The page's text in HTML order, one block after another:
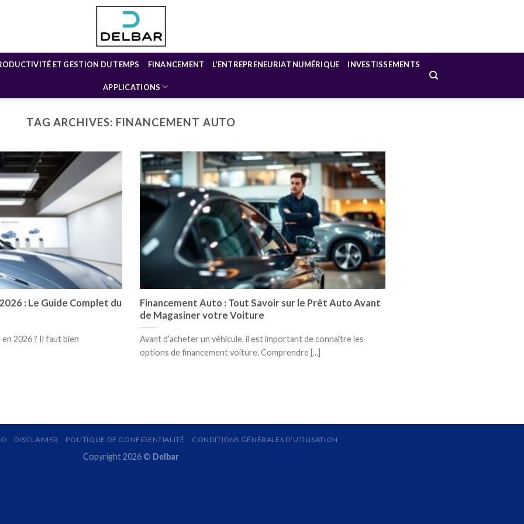
ET GESTION DU TEMPS FINANCEMENT L’ENTREPRENEURIAT NUMÉRIQUE INVESTISSEMENTS
APPLICATIONS
TAG ARCHIVES: FINANCEMENT AUTO
: Le Guide Complet du
2026 ? Il faut bien
Financement Auto : Tout Savoir sur le Prêt Auto Avant
de Magasiner votre Voiture
Avant d’acheter un véhicule, il est important de connaître les
options de financement voiture. Comprendre [...]
DISCLAIMER POLITIQUE DE CONFIDENTIALITÉ CONDITIONS GÉNÉRALES D’UTILISATION
Copyright 2026 © Delbar